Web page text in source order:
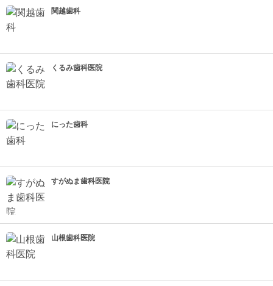
関越歯科
くるみ歯科医院
にった歯科
すがぬま歯科医院
山根歯科医院